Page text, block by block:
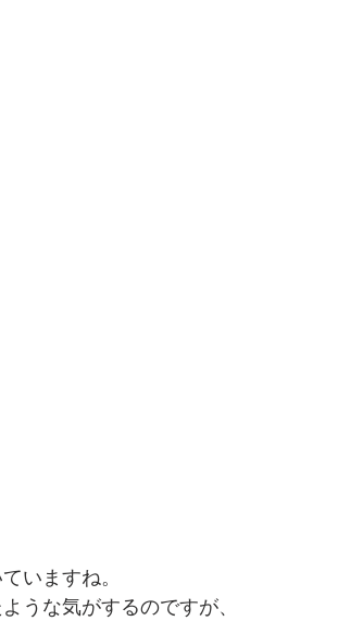
いますね。
うな気がするのですが、